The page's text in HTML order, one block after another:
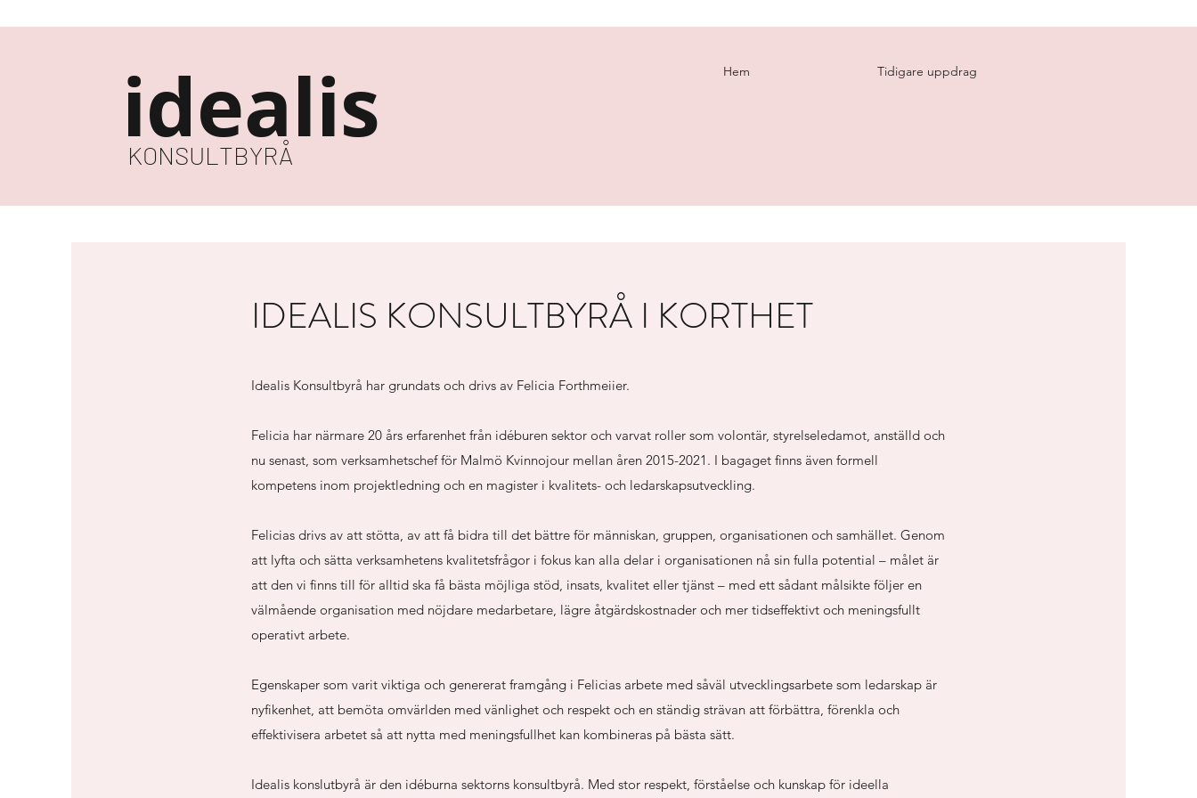
idealis
KONSULTBYRÅ
Hem Tidigare uppdrag
IDEALIS KONSULTBYRÅ I KORTHET
Idealis Konsultbyrå har grundats och drivs av Felicia Forthmeiier.
Felicia har närmare 20 års erfarenhet från idéburen sektor och varvat roller som volontär, styrelseledamot, anställd och
nu senast, som verksamhetschef för Malmö Kvinnojour mellan åren 2015-2021. I bagaget finns även formell
kompetens inom projektledning och en magister i kvalitets- och ledarskapsutveckling.
Felicias drivs av att stötta, av att få bidra till det bättre för människan, gruppen, organisationen och samhället. Genom
att lyfta och sätta verksamhetens kvalitetsfrågor i fokus kan alla delar i organisationen nå sin fulla potential – målet är
att den vi finns till för alltid ska få bästa möjliga stöd, insats, kvalitet eller tjänst – med ett sådant målsikte följer en
välmående organisation med nöjdare medarbetare, lägre åtgärdskostnader och mer tidseffektivt och meningsfullt
operativt arbete.
Egenskaper som varit viktiga och genererat framgång i Felicias arbete med såväl utvecklingsarbete som ledarskap är
nyfikenhet, att bemöta omvärlden med vänlighet och respekt och en ständig strävan att förbättra, förenkla och
effektivisera arbetet så att nytta med meningsfullhet kan kombineras på bästa sätt.
Idealis konslutbyrå är den idéburna sektorns konsultbyrå. Med stor respekt, förståelse och kunskap för ideella